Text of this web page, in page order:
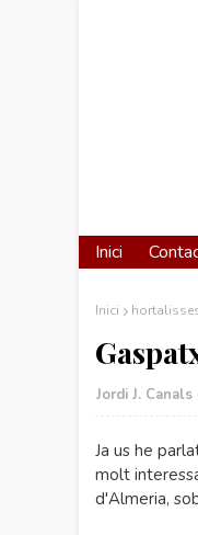
Inici
Inici
Jordi J. Canals
Ja us he
molt
d'Almeria,